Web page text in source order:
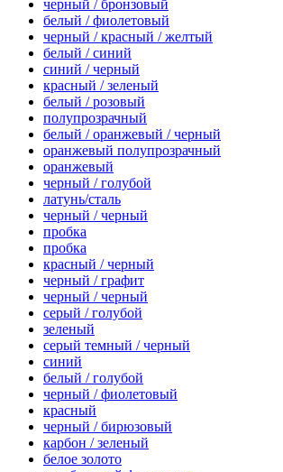
черный / бронзовый
белый / фиолетовый
черный / красный / желтый
белый / синий
синий / черный
красный / зеленый
белый / розовый
полупрозрачный
белый / оранжевый / черный
оранжевый полупрозрачный
оранжевый
черный / голубой
латунь/сталь
черный / черный
пробка
пробка
красный / черный
черный / графит
черный / черный
серый / голубой
зеленый
серый темный / черный
синий
белый / голубой
черный / фиолетовый
красный
черный / бирюзовый
карбон / зеленый
белое золото